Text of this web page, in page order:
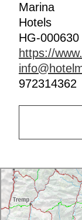
Marina
Hotels
HG-000630
https://
972314362